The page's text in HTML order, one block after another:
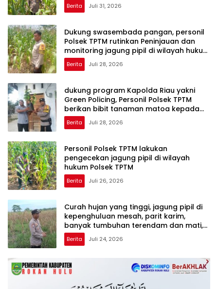
Berita Juli 31, 2026
Dukung swasembada pangan, personil
Polsek TPTM rutinkan Peninjauan dan
monitoring jagung pipil di wilayah hukum
Polsek TPTM
Berita Juli 28, 2026
dukung program Kapolda Riau yakni
Green Policing, Personil Polsek TPTM
berikan bibit tanaman matoa kepada
masyarakat
Berita Juli 28, 2026
Personil Polsek TPTM lakukan
pengecekan jagung pipil di wilayah
hukum Polsek TPTM
Berita Juli 26, 2026
Curah hujan yang tinggi, jagung pipil di
kepenghuluan mesah, parit karim,
banyak tumbuhan terendam dan mati,
personil TPTM gerak cepat turun
langsung meninjau kelapangan
Berita Juli 24, 2026